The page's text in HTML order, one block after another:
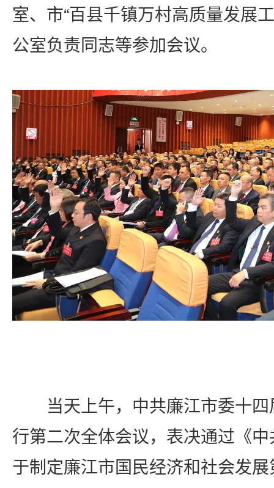
室、市“百县千镇万村高质量发展
公室负责同志等参加会议。
当天上午，中共廉江市委十四
行第二次全体会议，表决通过 《
于制定廉江市国民经济和社会发